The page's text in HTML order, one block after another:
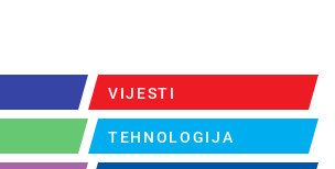
VIJESTI
TEHNOLOGIJA